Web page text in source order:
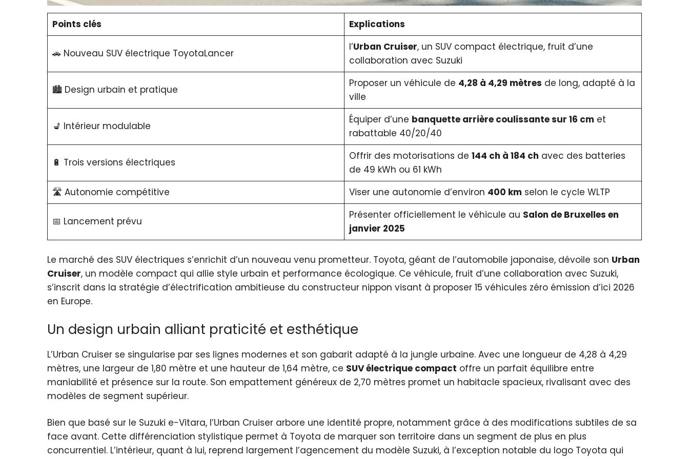
Points clés Explications
🚗 Nouveau SUV électrique ToyotaLancer
l’Urban Cruiser, un SUV compact électrique, fruit d’une
collaboration avec Suzuki
🏙️ Design urbain et pratique
Proposer un véhicule de 4,28 à 4,29 mètres de long, adapté à la
ville
💺 Intérieur modulable
Équiper d’une banquette arrière coulissante sur 16 cm et
rabattable 40/20/40
🔋 Trois versions électriques
Offrir des motorisations de 144 ch à 184 ch avec des batteries
de 49 kWh ou 61 kWh
🛣️ Autonomie compétitive
Viser une autonomie d’environ 400 km selon le cycle WLTP
📅 Lancement prévu
Présenter officiellement le véhicule au Salon de Bruxelles en
janvier 2025
Le marché des SUV électriques s’enrichit d’un nouveau venu prometteur. Toyota, géant de l’automobile japonaise, dévoile son Urban
Cruiser, un modèle compact qui allie style urbain et performance écologique. Ce véhicule, fruit d’une collaboration avec Suzuki,
s’inscrit dans la stratégie d’électrification ambitieuse du constructeur nippon visant à proposer 15 véhicules zéro émission d’ici 2026
en Europe.
Un design urbain alliant praticité et esthétique
L’Urban Cruiser se singularise par ses lignes modernes et son gabarit adapté à la jungle urbaine. Avec une longueur de 4,28 à 4,29
mètres, une largeur de 1,80 mètre et une hauteur de 1,64 mètre, ce SUV électrique compact offre un parfait équilibre entre
maniabilité et présence sur la route. Son empattement généreux de 2,70 mètres promet un habitacle spacieux, rivalisant avec des
modèles de segment supérieur.
Bien que basé sur le Suzuki e-Vitara, l’Urban Cruiser arbore une identité propre, notamment grâce à des modifications subtiles de sa
face avant. Cette différenciation stylistique permet à Toyota de marquer son territoire dans un segment de plus en plus
concurrentiel. L’intérieur, quant à lui, reprend largement l’agencement du modèle Suzuki, à l’exception notable du logo Toyota qui